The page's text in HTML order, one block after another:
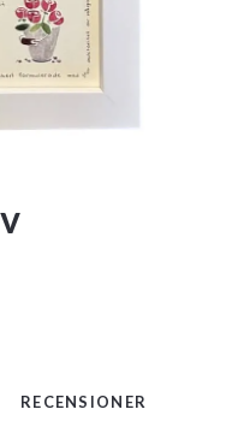
RECENSIONER